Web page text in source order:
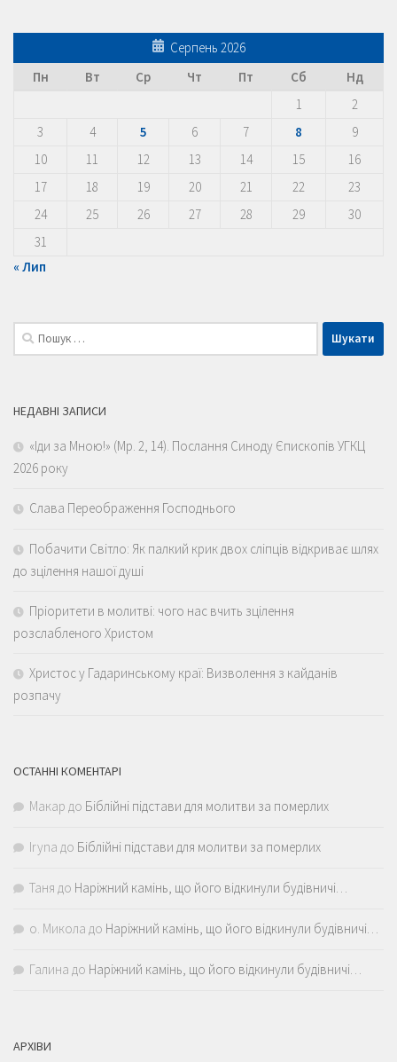
Серпень 2026
Пн
Вт Ср Чт Пт Сб
Нд
1
2
3
4 5 6 7 8
9
10
11 12 13 14 15
16
17
18 19 20 21 22
23
24
25 26 27 28 29
30
31
« Лип
Пошук:
НЕДАВНІ ЗАПИСИ
«Іди за Мною!» (Мр. 2, 14). Послання Синоду Єпископів УГКЦ
2026 року
Слава Переображення Господнього
Побачити Світло: Як палкий крик двох сліпців відкриває шлях
до зцілення нашої душі
Пріоритети в молитві: чого нас вчить зцілення
розслабленого Христом
Христос у Гадаринському краї: Визволення з кайданів
розпачу
ОСТАННІ КОМЕНТАРІ
Макар до Біблійні підстави для молитви за померлих
Iryna до Біблійні підстави для молитви за померлих
Таня до Наріжний камінь, що його відкинули будівничі…
о. Микола до Наріжний камінь, що його відкинули будівничі…
Галина до Наріжний камінь, що його відкинули будівничі…
АРХІВИ